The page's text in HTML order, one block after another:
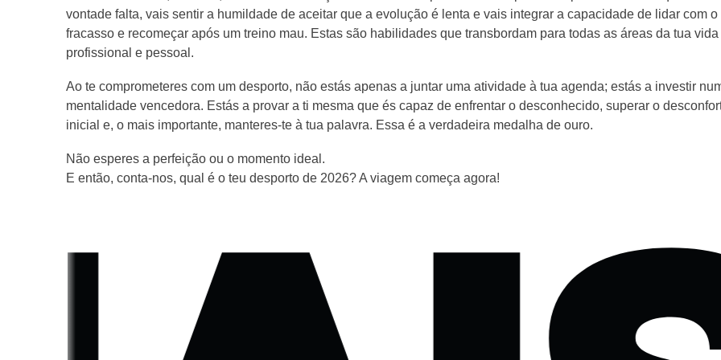
vontade falta, vais sentir a humildade de aceitar que a evolução é lenta e vais integrar a capacidade de lidar com o
fracasso e recomeçar após um treino mau. Estas são habilidades que transbordam para todas as áreas da tua vida
profissional e pessoal.
Ao te comprometeres com um desporto, não estás apenas a juntar uma atividade à tua agenda; estás a investir
mentalidade vencedora. Estás a provar a ti mesma que és capaz de enfrentar o desconhecido, superar o
inicial e, o mais importante, manteres-te à tua palavra. Essa é a verdadeira medalha de ouro.
Não esperes a perfeição ou o momento ideal.
E então, conta-nos, qual é o teu desporto de 2026? A viagem começa agora!